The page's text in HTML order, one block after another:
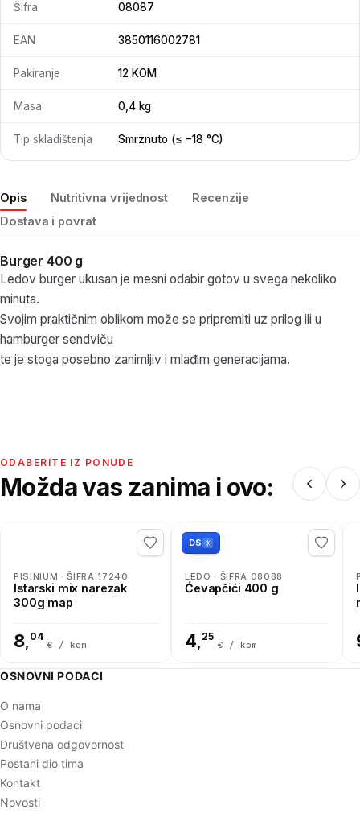
Opis Nutritivna vrijednost
Recenzije
Dostava i povrat
Burger 400 g
Ledov burger ukusan je mesni odabir gotov u svega nekoliko
minuta.
Svojim praktičnim oblikom može se pripremiti uz prilog ili u
hamburger sendviču
te je stoga posebno zanimljiv i mlađim generacijama.
Šifra 08087
EAN 3850116002781
Pakiranje 12 KOM
Masa 0,4 kg
Tip skladištenja Smrznuto (≤ −18 °C)
ODABERITE IZ PONUDE
Možda vas zanima i ovo:
PISINIUM · ŠIFRA 17240
Istarski mix narezak
300g map
8, 04
€ / kom
DS
LEDO · ŠIFRA 08088
Ćevapčići 400 g
4, 25
€ / kom
OSNOVNI PODACI
O nama
Osnovni podaci
Društvena odgovornost
Postani dio tima
Kontakt
Novosti